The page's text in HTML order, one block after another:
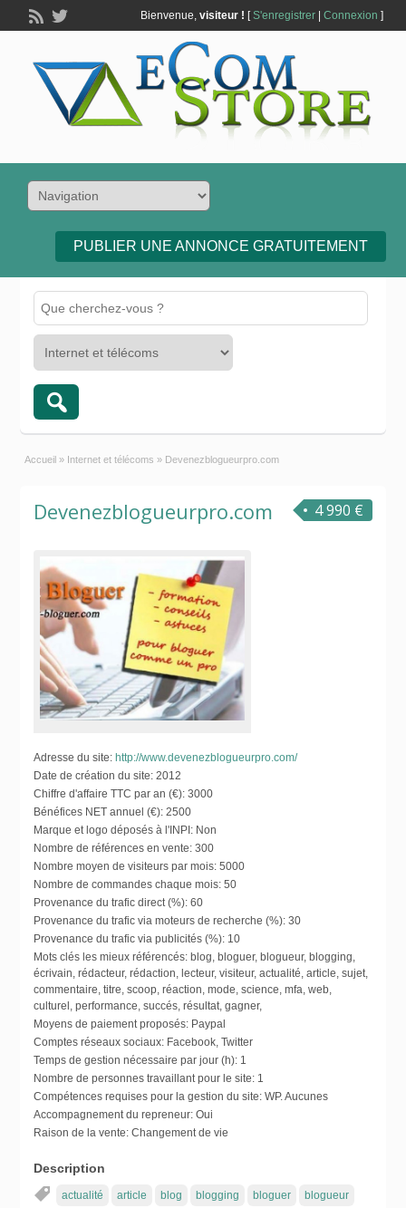
Bienvenue, visiteur ! [S'enregistrer| Connexion ]
PUBLIER UNE ANNONCE GRATUITEMENT
Accueil » Internet et télécoms » Devenezblogueurpro.com
4 990 €
Devenezblogueurpro.com
Adresse du site: http://www.devenezblogueurpro.com/
Date de création du site: 2012
Chiffre d'affaire TTC par an (€): 3000
Bénéfices NET annuel (€): 2500
Marque et logo déposés à l'INPI: Non
Nombre de références en vente: 300
Nombre moyen de visiteurs par mois: 5000
Nombre de commandes chaque mois: 50
Provenance du trafic direct (%): 60
Provenance du trafic via moteurs de recherche (%): 30
Provenance du trafic via publicités (%): 10
Mots clés les mieux référencés: blog, bloguer, blogueur, blogging,
écrivain, rédacteur, rédaction, lecteur, visiteur, actualité, article, sujet,
commentaire, titre, scoop, réaction, mode, science, mfa, web,
culturel, performance, succés, résultat, gagner,
Moyens de paiement proposés: Paypal
Comptes réseaux sociaux: Facebook, Twitter
Temps de gestion nécessaire par jour (h): 1
Nombre de personnes travaillant pour le site: 1
Compétences requises pour la gestion du site: WP. Aucunes
Accompagnement du repreneur: Oui
Raison de la vente: Changement de vie
Description
actualité article blog blogging bloguer blogueur